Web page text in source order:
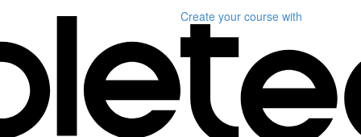
Create your course with